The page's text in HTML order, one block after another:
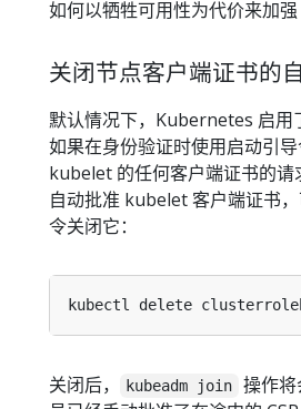
如何以牺牲可用性为代价来加强
关闭节点客户端证书的
默认情况下，Kubernetes 启用
如果在身份验证时使用启动引
kubelet 的任何客户端证书的请
自动批准 kubelet 客户端证书
令关闭它：
关闭后， kubeadm join
操作